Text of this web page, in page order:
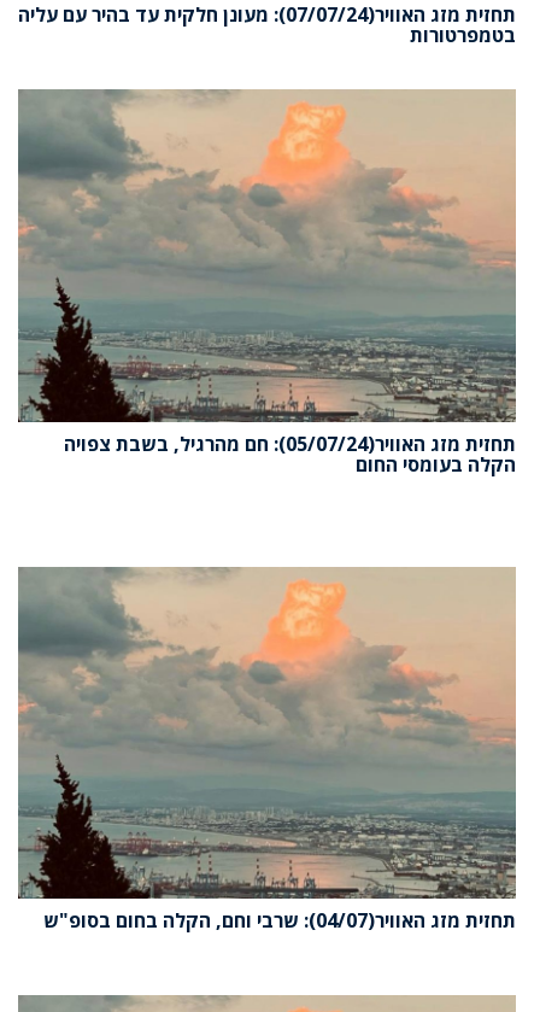
תחזית מזג האוויר(07/07/24): מעונן חלקית עד בהיר עם עליה
בטמפרטורות
תחזית מזג האוויר(05/07/24): חם מהרגיל, בשבת צפויה
הקלה בעומסי החום
תחזית מזג האוויר(04/07): שרבי וחם, הקלה בחום בסופ"ש